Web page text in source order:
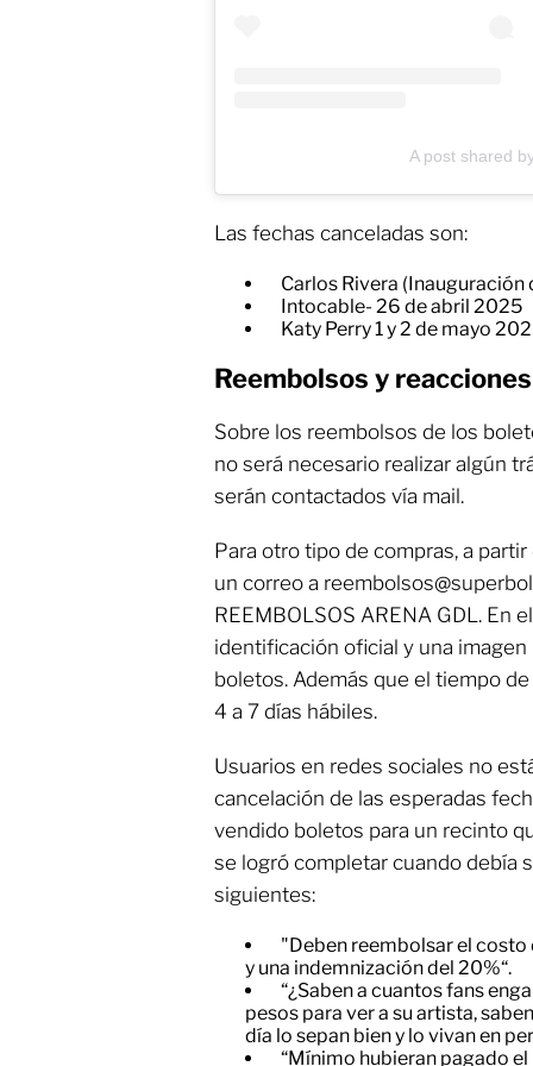
A post shared
Las fechas canceladas son:
Carlos Rivera
Intocable- 26 de abril 2025
Katy Perry 1 y 2 de mayo
Reembolsos y reacciones
Sobre los reembolsos de los
no será necesario realizar algún
serán contactados vía mail.
Para otro tipo de compras, a
un correo a
REEMBOLSOS ARENA GDL. En
identificación oficial y una
boletos. Además que el tiempo
4 a 7 días hábiles.
Usuarios en redes sociales no
cancelación de las esperadas
vendido boletos para un recinto
se logró completar cuando debía
siguientes:
"Deben reembolsar el
y una indemnización del 20%“.
“¿Saben a cuantos fans
pesos para ver a su artista,
día lo sepan bien y lo vivan en
“Mínimo hubieran pagado